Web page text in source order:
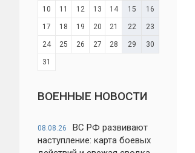
10 11 12 13 14 15 16
17 18 19 20 21 22 23
24 25 26 27 28 29 30
31
ВОЕННЫЕ НОВОСТИ
08.08.26
ВС РФ развивают
наступление: карта боевых